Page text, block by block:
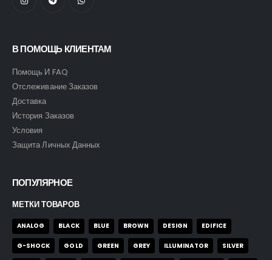
В ПОМОЩЬ КЛИЕНТАМ
Помощь И FAQ
Отслеживание Заказов
Доставка
История Заказов
Условия
Защита Личных Данных
ПОПУЛЯРНОЕ
МЕТКИ ТОВАРОВ
ANALOG BLACK BLUE BROWN DESIGN EDIFICE
G-SHOCK GOLD GREEN GREY ILLUMINATOR SILVER